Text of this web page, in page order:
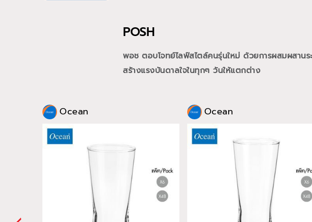
POSH
พอช ตอบโจทย์ไลฟ์สไตล์คนรุ่นใหม่ ด้วยการผสมผสาน
สร้างแรงบันดาลใจในทุกๆ วันให้แตกต่าง
Ocean Ocean